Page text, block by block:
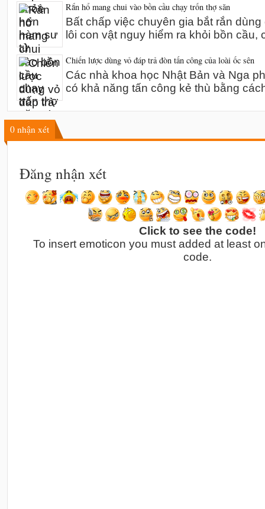
Rắn hổ mang chui vào bồn cầu chạy trốn thợ săn
Bất chấp việc chuyên gia bắt rắn
lôi con vật nguy hiểm ra khỏi bồn cầu,
Chiến lược dùng vỏ đáp trả đòn tấn công của loài ốc sên
Các nhà khoa học Nhật Bản và Nga
có khả năng tấn công kẻ thù bằng
0 nhận xét
Đăng nhận xét
Click to see the code!
To insert emoticon you must added at least
code.